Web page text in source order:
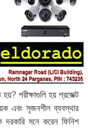
হয়? পরীক্ষাগুলি হয় প্রজেক্ট
এবং সৃজনশীল ব্যবস্থার
দরকারি মনে করেন ফিনিশ